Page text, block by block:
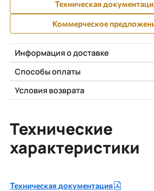
Техническая
Коммерческое
Информация о доставке
Способы оплаты
Условия возврата
Технические
характеристики
Техническая документация